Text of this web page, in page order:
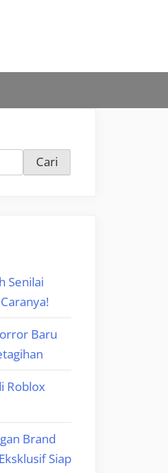
Cari
Senilai
Baru
Roblox
Brand
Siap